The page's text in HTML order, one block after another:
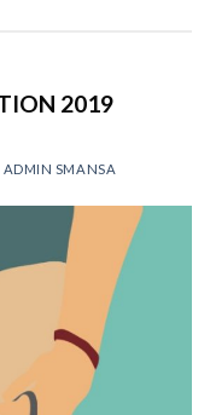
2019
ADMIN SMANSA